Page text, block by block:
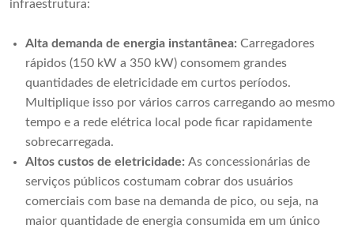
infraestrutura:
Alta demanda de energia instantânea: Carregadores
rápidos (150 kW a 350 kW) consomem grandes
quantidades de eletricidade em curtos períodos.
Multiplique isso por vários carros carregando ao mesmo
tempo e a rede elétrica local pode ficar rapidamente
sobrecarregada.
Altos custos de eletricidade: As concessionárias de
serviços públicos costumam cobrar dos usuários
comerciais com base na demanda de pico, ou seja, na
maior quantidade de energia consumida em um único